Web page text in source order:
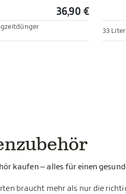
36,90 €
33
kaufen – alles für einen
braucht mehr als nur die